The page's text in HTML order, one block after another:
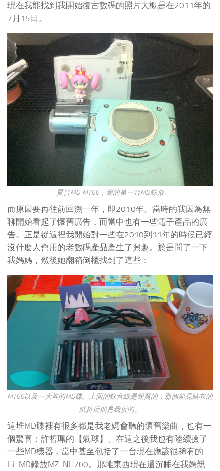
現在我能找到我開始復古數碼的照片大概是在2011年的
7月15日。
夏普MD-MT66，我的第一台MD錄放
而原因要再往前回溯一年，即2010年。當時的我因為無
聊開始看起了懷舊廣告，而當中也有一些電子產品的廣
告。正是從這裡我開始對一些在2010到11年的時候已經
沒什麼人會用的老數碼產品產生了興趣。於是問了一下
我媽媽，然後她翻箱倒櫃找到了這些：
MT66以及一大堆的MD碟。上面的錄音線是我買的，那個船見結衣的
紙折玩偶是我折的。
這堆MD碟裡有很多都是我老媽會聽的懷舊樂曲，也有一
個驚喜：許哲珮的【氣球】。在這之後我也有陸續撿了
一些MD機器，當中甚至包括了一台現在應該很稀有的
Hi-MD錄放MZ-NH700。那堆東西現在還沉睡在我媽親